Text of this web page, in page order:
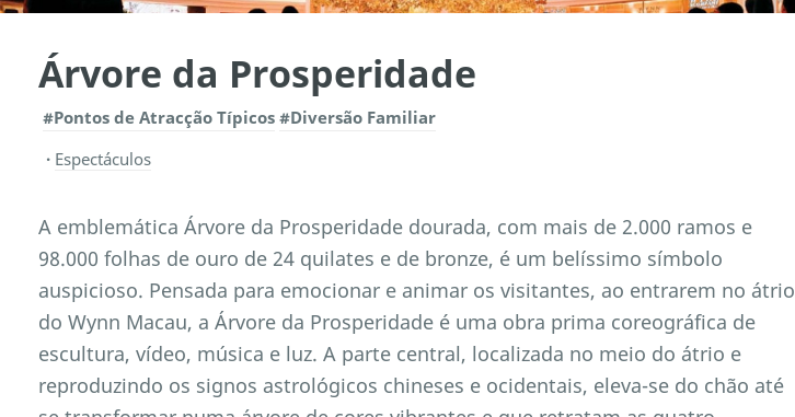
Árvore da Prosperidade
#Pontos de Atracção Típicos #Diversão Familiar
Espectáculos
A emblemática Árvore da Prosperidade dourada, com mais de 2.000 ramos e
98.000 folhas de ouro de 24 quilates e de bronze, é um belíssimo símbolo
auspicioso. Pensada para emocionar e animar os visitantes, ao entrarem no átrio
do Wynn Macau, a Árvore da Prosperidade é uma obra prima coreográfica de
escultura, vídeo, música e luz. A parte central, localizada no meio do átrio e
reproduzindo os signos astrológicos chineses e ocidentais, eleva-se do chão até